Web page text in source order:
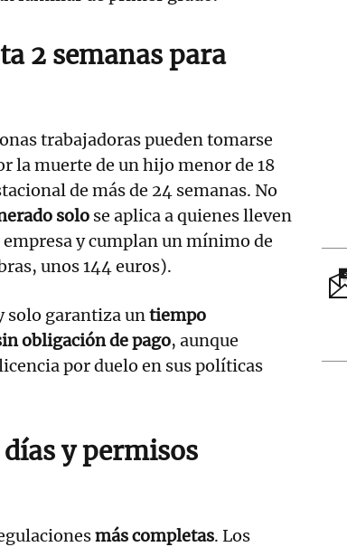
2 semanas para
trabajadoras pueden tomarse
la muerte de un hijo menor de 18
de más de 24 semanas. No
solo se aplica a quienes lleven
y cumplan un mínimo de
unos 144 euros).
solo garantiza untiempo
obligación de pago, aunque
por duelo en sus políticas
y permisos
más completas. Los